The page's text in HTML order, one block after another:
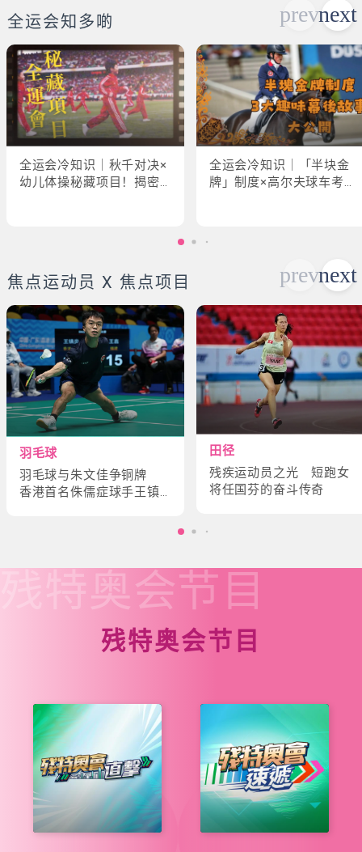
全运会知多啲
全运会冷知识｜秋千对决×
幼儿体操秘藏项目！揭密
全运会冷知识｜「半块金
牌」制度×高尔夫球车考牌
焦点运动员 X 焦点项目
羽毛球
羽毛球与朱文佳争铜牌
香港首名侏儒症球手王镇
田径
残疾运动员之光 短跑女
将任国芬的奋斗传奇
残特奥会节目
残特奥会节目